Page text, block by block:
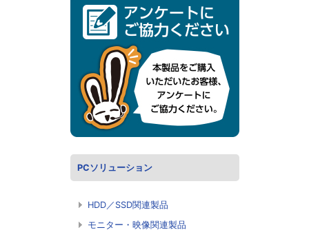
PCソリューション
HDD／SSD関連製品
モニター・映像関連製品